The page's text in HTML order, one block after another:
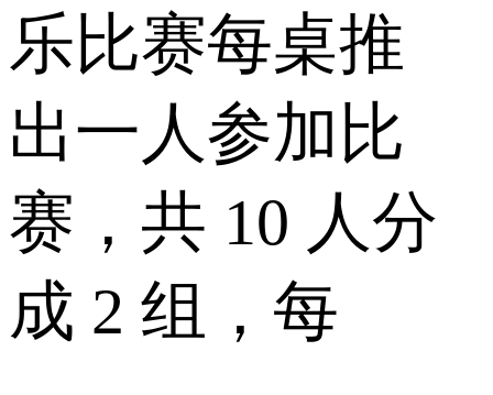
乐比赛每桌推
出一人参加比
赛，共 10 人分
成 2 组，每